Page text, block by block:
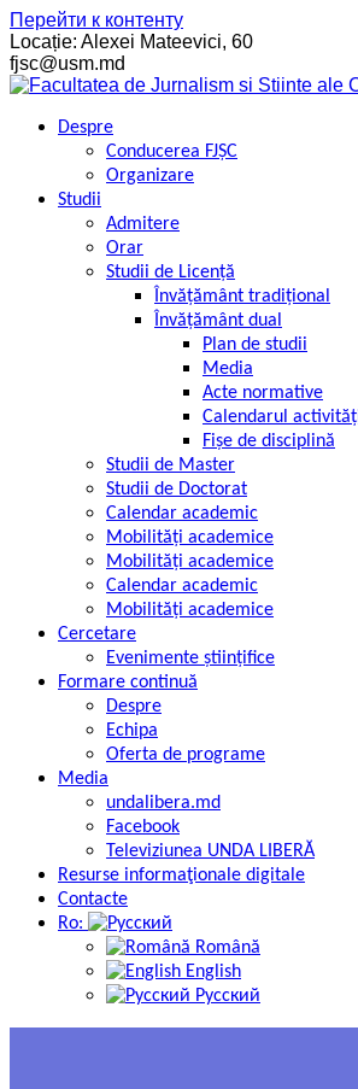
Перейти к контенту
Locație: Alexei Mateevici, 60
fjsc@usm.md
Despre
Conducerea FJȘC
Organizare
Studii
Admitere
Orar
Studii de Licență
Învățământ tradițional
Învățământ dual
Plan de studii
Media
Acte normative
Calendarul
Fișe de disciplină
Studii de Master
Studii de Doctorat
Calendar academic
Mobilități academice
Mobilități academice
Calendar academic
Mobilități academice
Cercetare
Evenimente științifice
Formare continuă
Despre
Echipa
Oferta de programe
Media
undalibera.md
Facebook
Televiziunea UNDA LIBERĂ
Resurse informaţionale digitale
Contacte
Ro:
Română
English
Русский